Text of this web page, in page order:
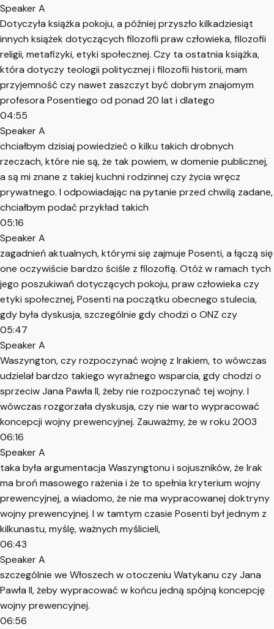
Speaker A
Dotyczyła książka pokoju, a później przyszło kilkadziesiąt
innych książek dotyczących filozofii praw człowieka, filozofii
religii, metafizyki, etyki społecznej. Czy ta ostatnia książka,
która dotyczy teologii politycznej i filozofii historii, mam
przyjemność czy nawet zaszczyt być dobrym znajomym
profesora Posentiego od ponad 20 lat i dlatego
04:55
Speaker A
chciałbym dzisiaj powiedzieć o kilku takich drobnych
rzeczach, które nie są, że tak powiem, w domenie publicznej,
a są mi znane z takiej kuchni rodzinnej czy życia wręcz
prywatnego. I odpowiadając na pytanie przed chwilą zadane,
chciałbym podać przykład takich
05:16
Speaker A
zagadnień aktualnych, którymi się zajmuje Posenti, a łączą się
one oczywiście bardzo ściśle z filozofią. Otóż w ramach tych
jego poszukiwań dotyczących pokoju, praw człowieka czy
etyki społecznej, Posenti na początku obecnego stulecia,
gdy była dyskusja, szczególnie gdy chodzi o ONZ czy
05:47
Speaker A
Waszyngton, czy rozpoczynać wojnę z Irakiem, to wówczas
udzielał bardzo takiego wyraźnego wsparcia, gdy chodzi o
sprzeciw Jana Pawła II, żeby nie rozpoczynać tej wojny. I
wówczas rozgorzała dyskusja, czy nie warto wypracować
koncepcji wojny prewencyjnej. Zauważmy, że w roku 2003
06:16
Speaker A
taka była argumentacja Waszyngtonu i sojuszników, że Irak
ma broń masowego rażenia i że to spełnia kryterium wojny
prewencyjnej, a wiadomo, że nie ma wypracowanej doktryny
wojny prewencyjnej. I w tamtym czasie Posenti był jednym z
kilkunastu, myślę, ważnych myślicieli,
06:43
Speaker A
szczególnie we Włoszech w otoczeniu Watykanu czy Jana
Pawła II, żeby wypracować w końcu jedną spójną koncepcję
wojny prewencyjnej.
06:56